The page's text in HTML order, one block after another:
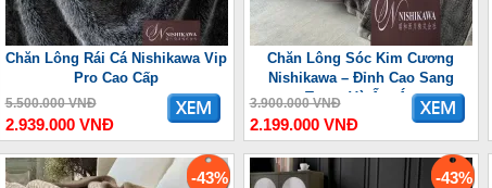
Chăn Lông Rái Cá Nishikawa Vip
Pro Cao Cấp
5.500.000 VNĐ
2.939.000 VNĐ
Chăn Lông Sóc Kim Cương
Nishikawa – Đỉnh Cao Sang
Trọng Và Ấm Áp
3.900.000 VNĐ
2.199.000 VNĐ
-43% -43%